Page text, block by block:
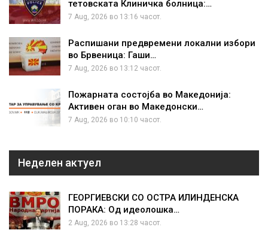
тетовската Клиничка болница:…
7 Aug, 2026 во 13:16 часот.
Распишани предвремени локални избори
во Брвеница: Гаши…
7 Aug, 2026 во 13:12 часот.
Пожарната состојба во Македонија:
Активен оган во Македонски…
7 Aug, 2026 во 10:10 часот.
Неделен актуел
ГЕОРГИЕВСКИ СО ОСТРА ИЛИНДЕНСКА
ПОРАКА: Од идеолошка…
2 Aug, 2026 во 13:28 часот.